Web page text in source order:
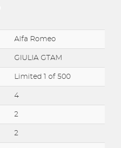
Alfa Romeo
GIULIA GTAM
Limited 1 of 500
4
2
2